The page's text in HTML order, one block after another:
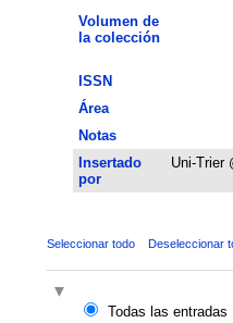
Volumen de
la colección
ISSN
Área
Notas
Insertado
por
Uni-Trier
Seleccionar todo Deseleccionar
Todas las entradas